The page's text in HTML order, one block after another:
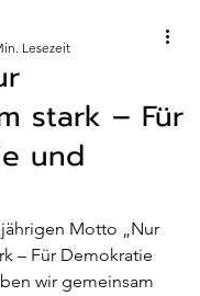
stark – Für
und
Lesezeit
Motto „Nur
– Für Demokratie
wir gemeinsam